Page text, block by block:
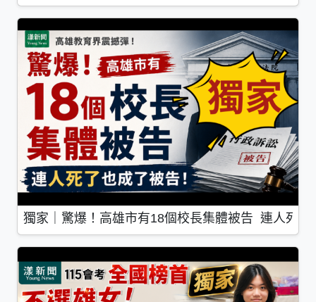
獨家｜驚爆！高雄市有18個校長集體被告 連人死了